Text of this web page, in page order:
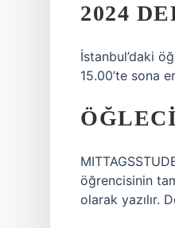
2024
İstanbul’daki
15.00’te sona
öğrencisinin
olarak yazılır.